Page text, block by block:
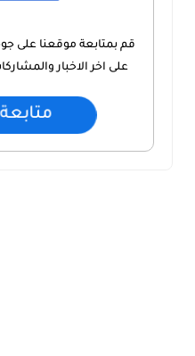
قم بمتابعة موقعنا على
على اخر الاخبار
متابعة